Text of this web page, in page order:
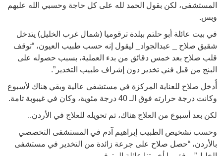
المستشفى، لكن بقول الحمد لله على كل حاجة وحسبي الله عليهم
وبس.
في بيت عائلة أبو حلتم ببلدة ترقوميا (شمال غرب الخليل) يتدخل
شقيق صلاح _ عبدالجواد_ ليقول إنه حسب طبيب العيون، “توقف
قلب صلاح بعد خمس دقائق من بدء العملية، بسبب حصوله على
البنج من قبل فني تخدير دون إشراف طبيب التخدير”.
أُدخل صلاح للعناية المركزة في مستشفى عالية وبقي هناك لأسبوع
وكانت درجة حرارته فوق الـ 40 درجة مئوية، وكان في غيبوبة تامة.
لكن بعد أسبوع من العلاج هناك، تم تحويله للعلاج في الأردن..
وحسب تشخيص الطبيب إبراهيم آدم في المستشفى التخصصي
بالأردن، “حصل صلاح على جرعة زائدة من التخدير في مستشفى